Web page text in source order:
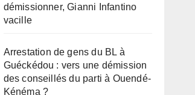
démissionner, Gianni Infantino
vacille
Arrestation de gens du BL à
Guéckédou : vers une démission
des conseillés du parti à Ouendé-
Kénéma ?